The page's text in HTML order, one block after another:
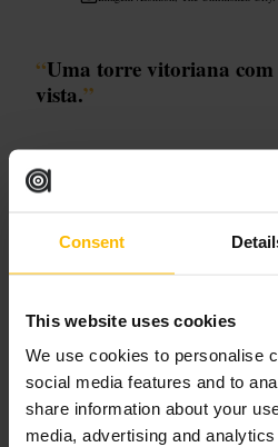
Consent
This website uses cookies
We use cookies to personalise
social media features and to
share information about your
media, advertising and
“Uma torre vitoriana com
vista.”
Adequado para
O que esperar
e elementos decorativos vitorianos. O
isso a observação exterior e a leitura
informativos costumam ser o principal
experiência é mais sobre detalhe
passeio turístico tradicional.